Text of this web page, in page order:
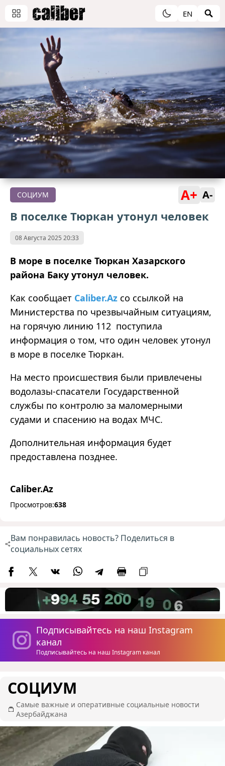
EN
СОЦИУМ A+ A-
В поселке Тюркан утонул человек
08 Августа 2025 20:33
В море в поселке Тюркан Хазарского
района Баку утонул человек.
Как сообщает Caliber.Az со ссылкой на
Министерства по чрезвычайным ситуациям,
на горячую линию 112 поступила
информация о том, что один человек утонул
в море в поселке Тюркан.
На место происшествия были привлечены
водолазы-спасатели Государственной
службы по контролю за маломерными
судами и спасению на водах МЧС.
Дополнительная информация будет
предоставлена позднее.
Caliber.Az
Просмотров:638
Вам понравилась новость? Поделиться в
социальных сетях
Подписывайтесь на наш Instagram
канал
Подписывайтесь на наш Instagram канал
СОЦИУМ
Самые важные и оперативные социальные новости
Азербайджана